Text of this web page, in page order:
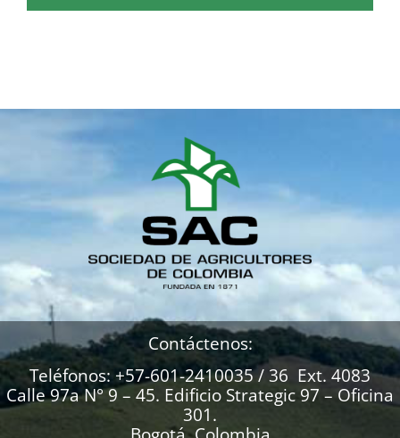
Contáctenos:
Teléfonos: +57-601-2410035 / 36 Ext. 4083
Calle 97a N° 9 – 45. Edificio Strategic 97 – Oficina
301.